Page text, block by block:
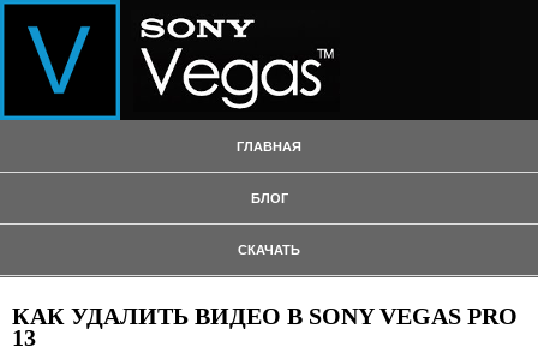
ГЛАВНАЯ
БЛОГ
СКАЧАТЬ
КАК УДАЛИТЬ ВИДЕО В SONY VEGAS PRO
13